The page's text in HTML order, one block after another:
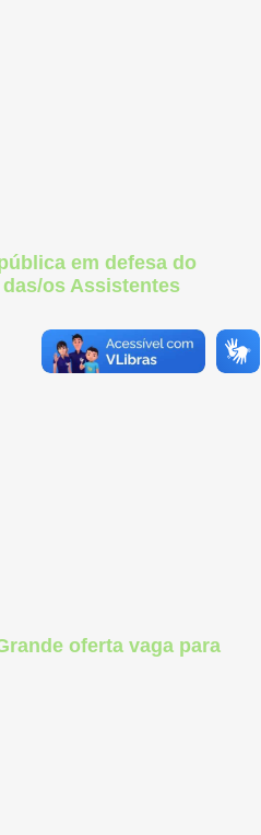
em defesa do
os Assistentes
oferta vaga para